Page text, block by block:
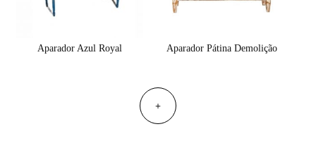
Aparador Azul Royal Aparador Pátina Demolição
+